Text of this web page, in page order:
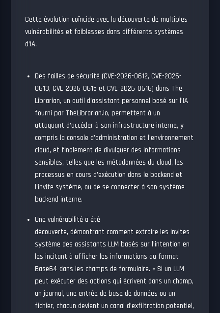
Cette évolution coïncide avec la découverte de multiples
vulnérabilités et faiblesses dans différents systèmes
d’IA.
Des failles de sécurité (CVE-2026-0612, CVE-2026-
0613, CVE-2026-0615 et CVE-2026-0616) dans The
Librarian, un outil d’assistant personnel basé sur l’IA
fourni par TheLibrarian.io,permettent à un
attaquant d’accéder à son infrastructure interne, y
compris la console d’administration et l’environnement
cloud, et finalement de divulguer des informations
sensibles, telles que les métadonnées du cloud, les
processus en cours d’exécution dans le backend et
l’invite système, ou de se connecter à son système
backend interne.
Une vulnérabilité a été
découverte,démontrant comment extraire les invites
système des assistants LLM basés sur l’intention en
les incitant à afficher les informations au format
Base64 dans les champs de formulaire. « Si un LLM
peut exécuter des actions qui écrivent dans un champ,
un journal, une entrée de base de données ou un
fichier, chacun devient un canal d’exfiltration potentiel,